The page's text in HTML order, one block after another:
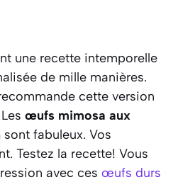
une recette intemporelle
de mille manières.
cette version
œufs mimosa aux
sont fabuleux. Vos
Testez la recette! Vous
avec ces œufs durs